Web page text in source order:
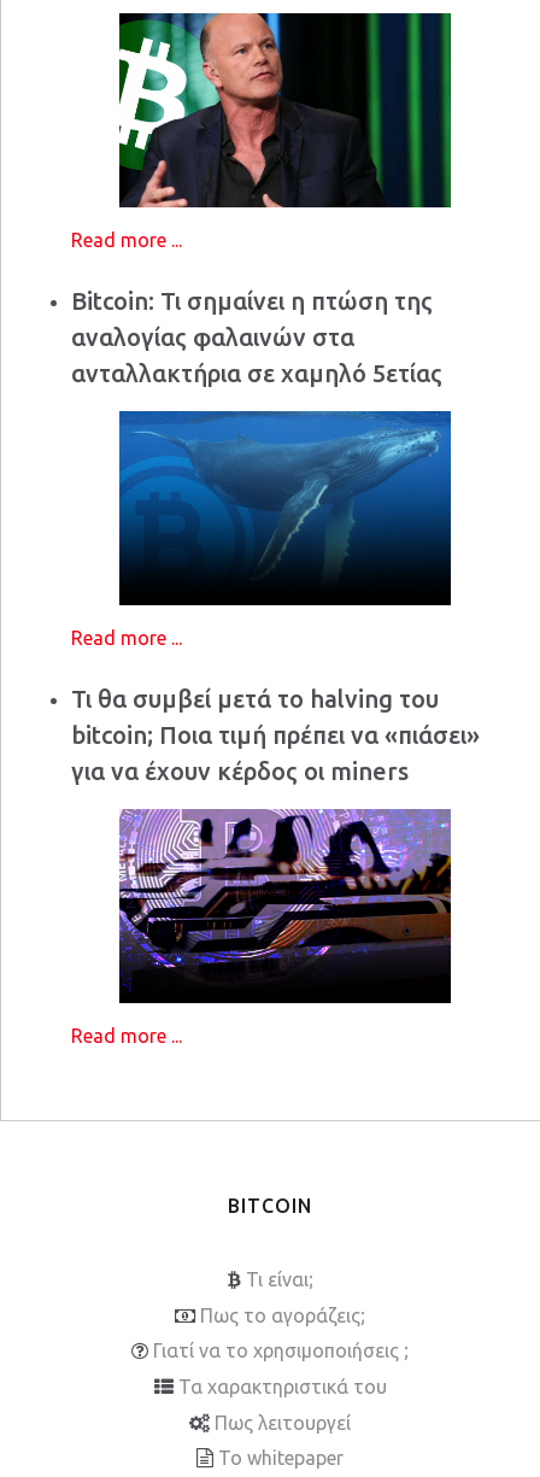
Read more ...
Bitcoin: Τι σημαίνει η πτώση της
αναλογίας φαλαινών στα
ανταλλακτήρια σε χαμηλό 5ετίας
Read more ...
Τι θα συμβεί μετά το halving του
bitcoin; Ποια τιμή πρέπει να «πιάσει»
για να έχουν κέρδος οι miners
Read more ...
BITCOIN
Τι είναι;
Πως το αγοράζεις;
Γιατί να το χρησιμοποιήσεις ;
Τα χαρακτηριστικά του
Πως λειτουργεί
To whitepaper